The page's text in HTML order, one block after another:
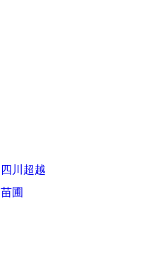
四川超越
苗圃